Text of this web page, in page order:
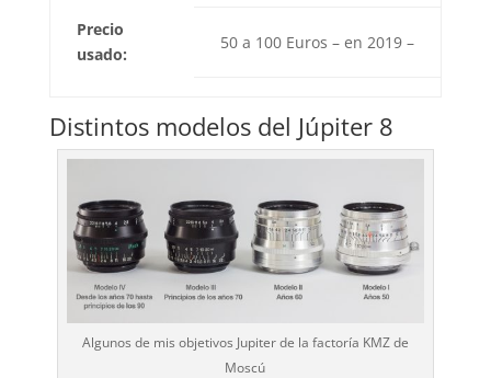
Precio
usado:
50 a 100 Euros – en 2019 –
Distintos modelos del Júpiter 8
Algunos de mis objetivos Jupiter de la factoría KMZ de
Moscú